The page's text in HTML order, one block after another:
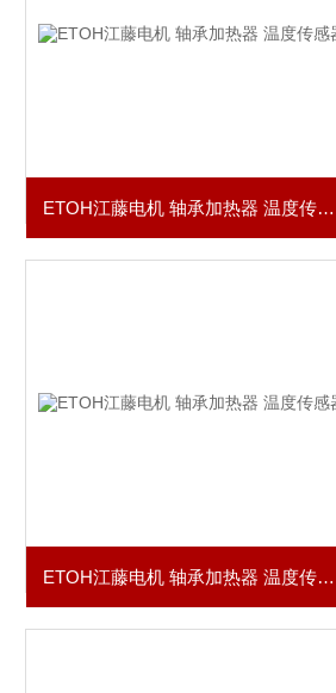
ETOH江藤电机 轴承加热器 温度传感器
ETOH江藤电机 轴承加热器 温度传感器